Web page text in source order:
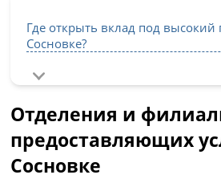
Где открыть вклад под высокий
Сосновке?
Отделения и
предоставляющих
Сосновке